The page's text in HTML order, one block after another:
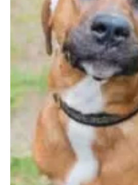
Aumento drástico de las estafas
evitarlas y cómo recuperarse